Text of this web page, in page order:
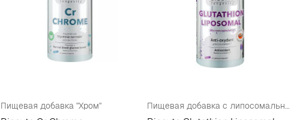
Пищевая добавка "Хром" Пищевая добавка с липосомальным глутатионом